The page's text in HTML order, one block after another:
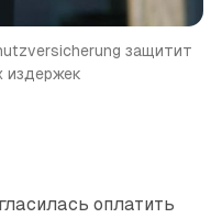
защитит
­издержек
оплатить